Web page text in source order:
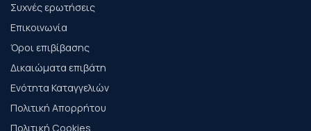
Συχνές ερωτήσεις
Επικοινωνία
Όροι επιβίβασης
Δικαιώματα επιβάτη
Ενότητα Καταγγελιών
Πολιτική Απορρήτου
Πολιτική Cookies